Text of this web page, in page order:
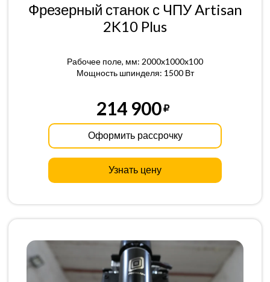
Фрезерный станок с ЧПУ Artisan
2K10 Plus
Рабочее поле, мм: 2000x1000x100
Мощность шпинделя: 1500 Вт
214 900
Оформить рассрочку
Узнать цену